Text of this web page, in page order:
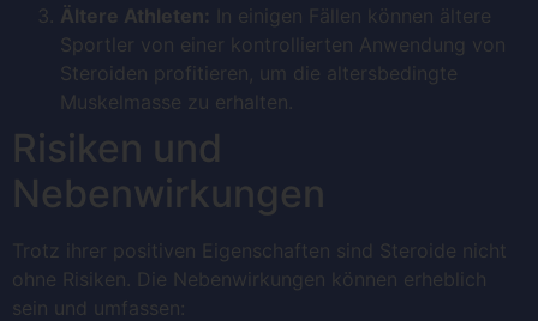
Ältere Athleten: In einigen Fällen können ältere
Sportler von einer kontrollierten Anwendung von
Steroiden profitieren, um die altersbedingte
Muskelmasse zu erhalten.
Risiken und
Nebenwirkungen
Trotz ihrer positiven Eigenschaften sind Steroide nicht
ohne Risiken. Die Nebenwirkungen können erheblich
sein und umfassen: